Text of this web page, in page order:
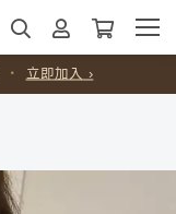
・ 立即加入 ›